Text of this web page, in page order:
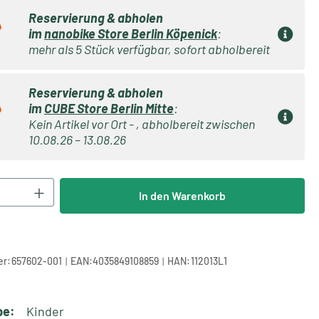
Reservierung & abholen
imnanobike Store Berlin Köpenick:
mehr als 5 Stück verfügbar, sofort abholbereit
Reservierung & abholen
imCUBE Store Berlin Mitte:
Kein Artikel vor Ort - , abholbereit zwischen
10.08.26 – 13.08.26
Gib den gewünschten Wert ein
In den Warenkorb
657602-001 | EAN:4035849108859 | HAN:112013L1
Kinder